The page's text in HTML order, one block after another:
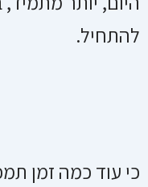
להתחיל.
כי עוד כמה זמן